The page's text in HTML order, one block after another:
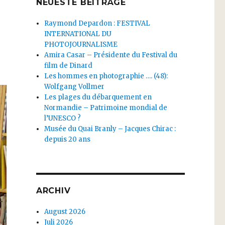
NEUESTE BEITRÄGE
Raymond Depardon : FESTIVAL
INTERNATIONAL DU
PHOTOJOURNALISME
Amira Casar – Présidente du Festival du
film de Dinard
Les hommes en photographie …. (48):
Wolfgang Vollmer
Les plages du débarquement en
Normandie – Patrimoine mondial de
l’UNESCO ?
Musée du Quai Branly – Jacques Chirac :
depuis 20 ans
ARCHIV
August 2026
Juli 2026